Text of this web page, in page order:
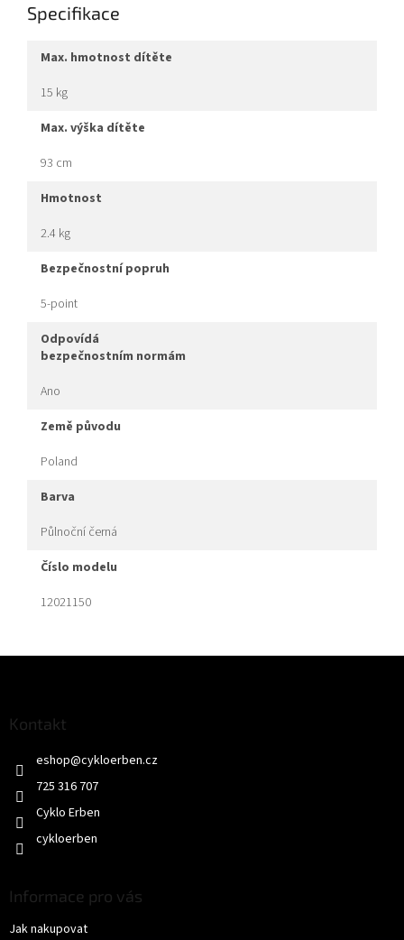
Specifikace
max. hmotnost dítěte
15 kg
max. výška dítěte
93 cm
hmotnost
2.4 kg
bezpečnostní popruh
5-point
odpovídá
bezpečnostním normám
Ano
země původu
Poland
barva
Půlnoční černá
číslo modelu
12021150
Kontakt
eshop@cykloerben.cz
725 316 707
Cyklo Erben
cykloerben
Informace pro vás
Jak nakupovat